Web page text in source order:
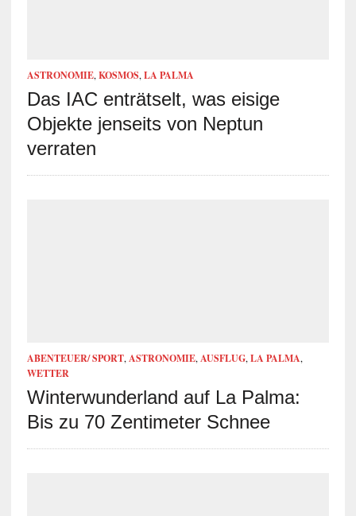
ASTRONOMIE, KOSMOS, LA PALMA
Das IAC enträtselt, was eisige
Objekte jenseits von Neptun
verraten
ABENTEUER/ SPORT, ASTRONOMIE, AUSFLUG, LA PALMA,
WETTER
Winterwunderland auf La Palma:
Bis zu 70 Zentimeter Schnee